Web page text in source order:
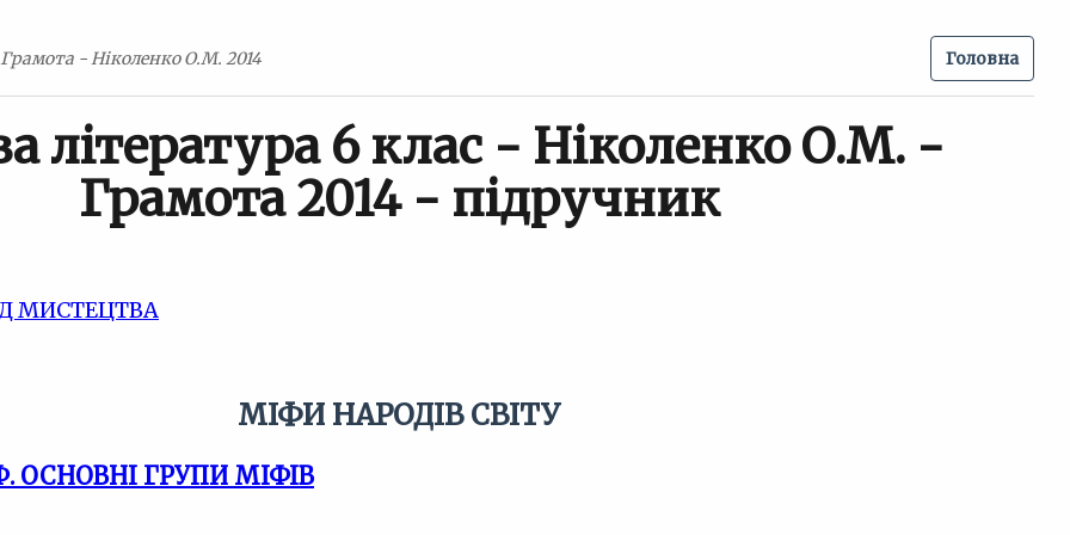
Грамота - Ніколенко О.М. 2014 Головна
література 6 клас - Ніколенко О.М. -
Грамота 2014 - підручник
МИСТЕЦТВА
МІФИ НАРОДІВ СВІТУ
ОСНОВНІ ГРУПИ МІФІВ